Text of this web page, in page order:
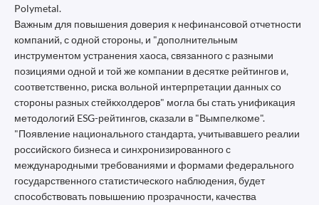
Polymetal.
Важным для повышения доверия к нефинансовой отчетности
компаний, с одной стороны, и "дополнительным
инструментом устранения хаоса, связанного с разными
позициями одной и той же компании в десятке рейтингов и,
соответственно, риска вольной интерпретации данных со
стороны разных стейкхолдеров" могла бы стать унификация
методологий ESG-рейтингов, сказали в "Вымпелкоме".
"Появление национального стандарта, учитывавшего реалии
российского бизнеса и синхронизированного с
международными требованиями и формами федерального
государственного статистического наблюдения, будет
способствовать повышению прозрачности, качества